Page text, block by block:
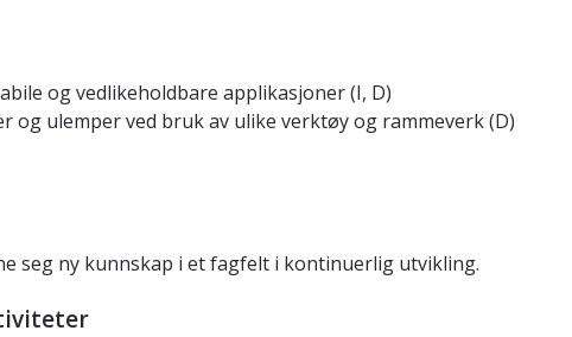
og vedlikeholdbare applikasjoner (I, D)
og ulemper ved bruk av ulike verktøy og rammeverk (D)
seg ny kunnskap i et fagfelt i kontinuerlig utvikling.